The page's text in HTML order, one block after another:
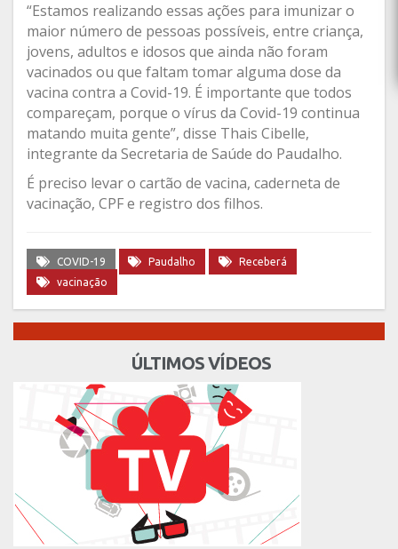
“Estamos realizando essas ações para imunizar o
maior número de pessoas possíveis, entre criança,
jovens, adultos e idosos que ainda não foram
vacinados ou que faltam tomar alguma dose da
vacina contra a Covid-19. É importante que todos
compareçam, porque o vírus da Covid-19 continua
matando muita gente”, disse Thais Cibelle,
integrante da Secretaria de Saúde do Paudalho.
É preciso levar o cartão de vacina, caderneta de
vacinação, CPF e registro dos filhos.
COVID-19 Paudalho
Receberá
vacinação
ÚLTIMOS VÍDEOS